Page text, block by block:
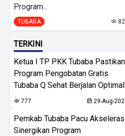
Program...
TUBABA
TERKINI
Ketua I TP PKK Tubaba Pastikan
Program Pengobatan Gratis
Tubaba Q Sehat Berjalan Optimal
777 29-Aug-
Pemkab Tubaba Pacu
Sinergikan Program